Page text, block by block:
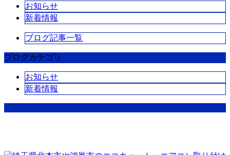
お知らせ
新着情報
ブログ記事一覧
ブログカテゴリ
お知らせ
新着情報